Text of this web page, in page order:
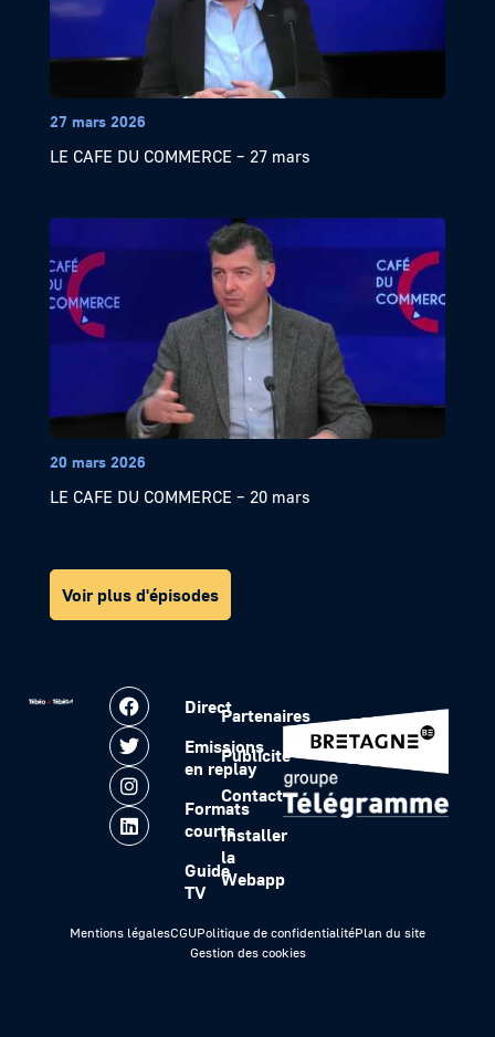
27 mars 2026
LE CAFE DU COMMERCE – 27 mars
20 mars 2026
LE CAFE DU COMMERCE – 20 mars
Voir plus d'épisodes
Direct
Emissions
en replay
Formats
courts
Guide
TV
Partenaires
Publicité
Contact
Installer
la
Webapp
Mentions légalesCGUPolitique de confidentialitéPlan du site
Gestion des cookies